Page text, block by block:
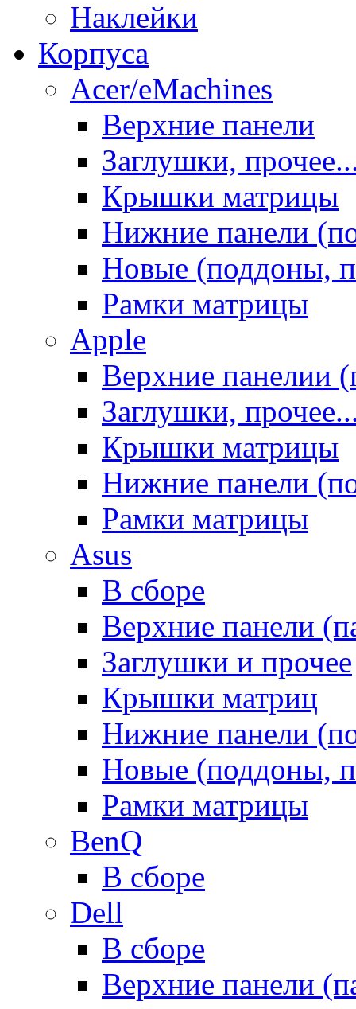
Наклейки
Корпуса
Acer/eMachines
Верхние панели
Заглушки,
Крышки матрицы
Нижние панели
Новые (поддоны,
Рамки матрицы
Apple
Верхние панелии
Заглушки,
Крышки матрицы
Нижние панели
Рамки матрицы
Asus
В сборе
Верхние панели
Заглушки и прочее
Крышки матриц
Нижние панели
Новые (поддоны,
Рамки матрицы
BenQ
В сборе
Dell
В сборе
Верхние панели